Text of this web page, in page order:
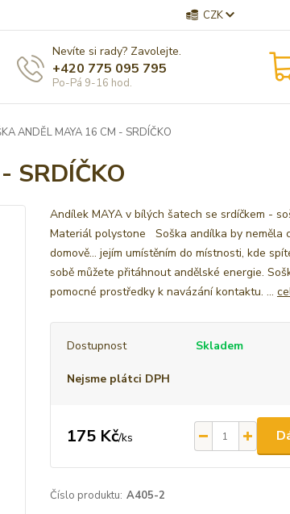
CZK
Nevíte si rady? Zavolejte.
+420 775 095 795
Po-Pá 9-16 hod.
ANDĚL MAYA 16 CM - SRDÍČKO
SRDÍČKO
Andílek MAYA v bílých šatech se srdíčkem -
Materiál polystone Soška andílka by neměla
domově... jejím umístěním do místnosti, kde
sobě můžete přitáhnout andělské energie.
pomocné prostředky k navázání kontaktu. ...
Dostupnost Skladem
Nejsme plátci DPH
175 Kč/ks
Číslo produktu: A405-2